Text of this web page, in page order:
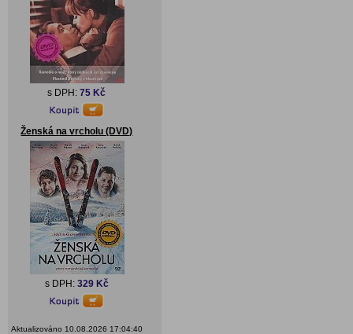
s DPH:75 Kč
Ženská na vrcholu (DVD)
s DPH: 329 Kč
Aktualizováno 10.08.2026 17:04:40